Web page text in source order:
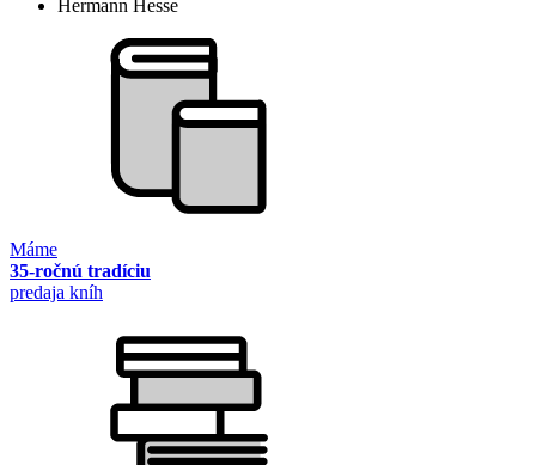
Hermann Hesse
Máme
35-ročnú tradíciu
predaja kníh